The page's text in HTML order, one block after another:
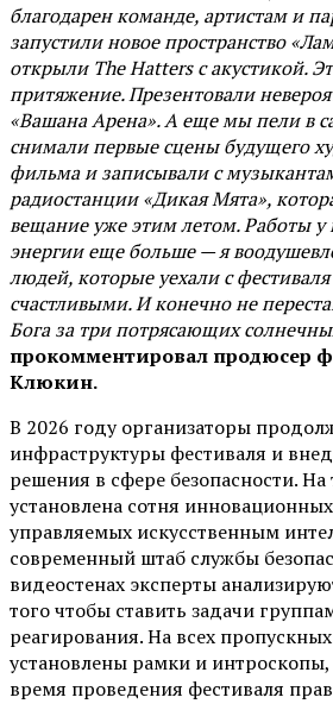
благодарен команде, артистам и
запустили новое пространство
открыли The Hatters с акустикой.
притяжение. Презентовали
«Вашана Арена». А еще мы пели в
снимали первые сцены будущего
фильма и записывали с
радиостанции «Дикая Мята»,
вещание уже этим летом. Работы у
энергии еще больше — я
людей, которые уехали с
счастливыми. И конечно не
Бога за три потрясающих
прокомментировал продюсер
Клюкин.
В 2026 году организаторы
инфраструктуры фестиваля и
решения в сфере безопасности.
установлена сотня
управляемых искусственным
современный штаб службы
видеостенах эксперты
того чтобы ставить задачи
реагирования. На всех
установлены рамки и интроскопы,
время проведения фестиваля